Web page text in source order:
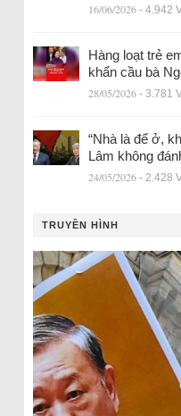
16/06/2026 - 4.942
Hàng loạt trẻ
khẩn cầu bà
28/05/2026 - 3.781
“Nhà là để ở,
Lâm không
24/05/2026 - 2.428
TRUYỀN HÌNH